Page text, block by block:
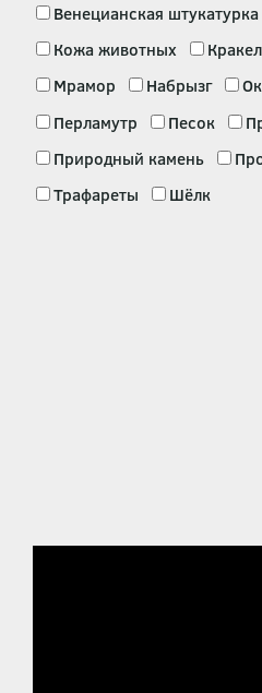
Венецианская штукатурка
Кожа животных
Мрамор
Набрызг
Перламутр
Песок
Природный камень
Трафареты
Шёлк